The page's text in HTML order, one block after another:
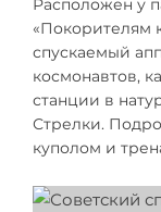
Расположен у
«Покорителям
спускаемый
космонавтов,
станции в
Стрелки.
куполом и